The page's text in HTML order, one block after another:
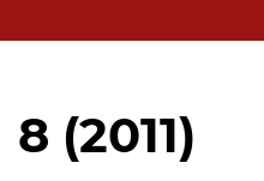
8 (2011)